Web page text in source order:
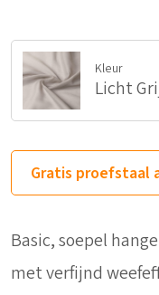
Kleur
Licht
Gratis proefstaal
Basic, soepel
met verfijnd